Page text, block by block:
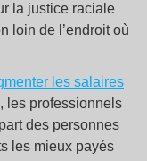
la justice raciale
loin de l’endroit où
les salaires
les professionnels
des personnes
les mieux payés